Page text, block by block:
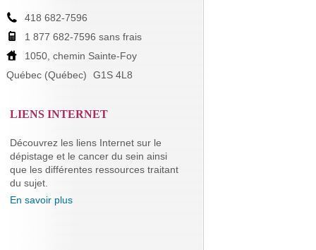
418 682-7596
1 877 682-7596 sans frais
1050, chemin Sainte-Foy
Québec (Québec)
G1S 4L8
LIENS INTERNET
Découvrez les liens Internet sur le
dépistage et le cancer du sein ainsi
que les différentes ressources traitant
du sujet.
En savoir plus